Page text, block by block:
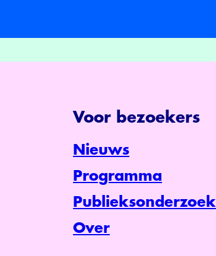
Voor bezoekers
Nieuws
Programma
Publieksonderzoek
Over